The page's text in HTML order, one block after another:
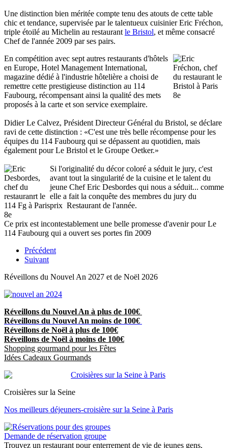
Une distinction bien méritée compte tenu des atouts de cette table
chic et tendance, supervisée par le talentueux cuisinier Eric Fréchon,
triple étoilé au Michelin au restaurant le Bristol, et même consacré
Chef de l'année 2009 par ses pairs.
En compétition avec sept autres restaurants d'hôtels
en Europe, Hotel Management International,
magazine dédié à l'industrie hôtelière a choisi de
remettre cette prestigieuse distinction au 114
Faubourg, récompensant ainsi la qualité des mets
proposés à la carte et son service exemplaire.
Didier Le Calvez, Président Directeur Général du Bristol, se déclare
ravi de cette distinction : «C'est une très belle récompense pour les
équipes du 114 Faubourg qui se dépassent au quotidien, mais
également pour Le Bristol et le Groupe Oetker.»
Si l'originalité du décor coloré a séduit le jury, c'est
avant tout la singularité de la cuisine et le talent du
jeune Chef Eric Desbordes qui nous a séduit... comme
elle a fait la conquête des membres du jury du
prix Restaurant de l'année.
Ce prix est incontestablement une belle promesse d'avenir pour Le
114 Faubourg qui a ouvert ses portes fin 2009
Précédent
Suivant
Réveillons du Nouvel An 2027 et de Noël 2026
Réveillons du Nouvel An à plus de 100€
Réveillons du Nouvel An moins de 100€
Réveillons de Noël à plus de 100€
Réveillons de Noël à moins de 100€
Shopping gourmand pour les Fêtes
Idées Cadeaux Gourmands
Croisières sur la Seine
Nos meilleurs déjeuners-croisière sur la Seine à Paris
Demande de réservation groupe
Trouvez un restaurant pour enterrement de vie de jeunes gens,